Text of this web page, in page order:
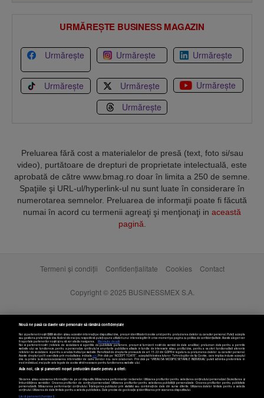
URMĂREȘTE BUSINESS MAGAZIN
Urmărește Urmărește Urmărește
Urmărește Urmărește
Urmărește
Urmărește
Preluarea fără cost a materialelor de presă (text, foto si/sau
video), purtătoare de drepturi de proprietate intelectuală, este
aprobată de către www.bmag.ro doar în limita a 250 de semne.
Spaţiile şi URL-ul/hyperlink-ul nu sunt luate în considerare în
numerotarea semnelor. Preluarea de informaţii poate fi făcută
numai în acord cu termenii agreaţi şi menţionaţi in această
pagină
Termeni și condiții Confidențialitate Cookies Contact
Copyright © 2025 BUSINESSMEX S.A.
Setări cookies
Nouă ne pasă ca datele tale personale să rămână confidențiale
Noi și partenerii noștri589stocăm și/sau accesăm informații pe dispozitivul dvs., precum identificatorii cookie unici pentru prelucrarea datelor cu caracter personal. Puteți accepta
sau gestiona preferințele dvs. făcând clic mai jos, respectiv vă puteți opune utilizării unui interes legitim în orice moment pe pagina cu politica de confidențialitate. Aceste alegeri vor
fi raportate partenerilor noștri și nu vă vor afecta navigarea.
Mai multe detalii
Noi si partenerii nostri (retelele de socializare si agentiile de publicitate partenere, precum si furnizorii nostri de servicii de date analitice) prelucram date pentru a permite
website-ului sa functioneze, pentru a personaliza continutul si anunturile publicitare afisate in functie de interesele si/sau profilul dvs., pentru a va oferi functionalitati aferente
retelelor de socializare si pentru a analiza traficul pe website. Beneficiati de drepturile prevazute de art. 15-22 din GDPR in legatura cu prelucrarea datelor cu caracter personal.
Aceste drepturi pot fi exercitate prin modalitatea indicataaici. Prin click pe “ACCEPT TOATE”, acceptati folosirea tuturor Tehnologiilor de tip Cookie, care implica inclusiv acceptul
dvs. cu privire la stocarea/accesarea informatiilor de catre Vendor-ii cu care colaboram. Prin click pe “VREAU SA MODIFIC SETARILE INDIVIDUAL” puteti schimba preferintele in
mod individual, mai putin cele legate de cookie strict necesare pentru functionarea website-ului.
Atât noi, cât și partenerii noștri prelucrăm datele pentru a oferi:
Stocarea și/sau accesarea informațiilor de pe un dispozitiv. Măsurarea performanței reclamelor. Utilizarea profilurilor pentru selectarea conținutului personalizat. Dezvoltarea și
îmbunătățirea serviciilor. Crearea profilurilor de conținut personalizat. Utilizarea profilurilor pentru selectarea publicității personalizate. Crearea profilurilor pentru publicitate
personalizată. Măsurarea performanței conținutului. Înțelegerea publicului prin statistici sau combinații de date din surse diferite. Utilizarea datelor limitate pentru a selecta
conținutul. Utilizarea de date limitate pentru a selecta publicitatea. Date precise de geolocație și identificarea prin scanarea dispozitivului.
Listă parteneri (furnizori)